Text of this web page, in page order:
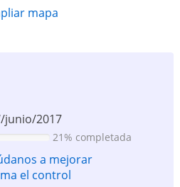
mapa
junio/2017
21% completada
a mejorar
el control